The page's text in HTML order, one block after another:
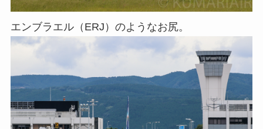
エンブラエル（ERJ）のようなお尻。